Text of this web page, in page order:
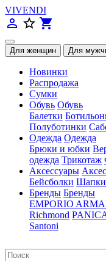
VIVENDI
person_outline star_border shopping_cart
Новинки
Распродажа
Сумки
Обувь Обувь
Балетки
Полуботинки
Одежда Одежда
Брюки и юбки
одежда Трикотаж
Аксессуары
Бейсболки Шапки
Бренды Бренды
EMPORIO
Richmond
Santoni